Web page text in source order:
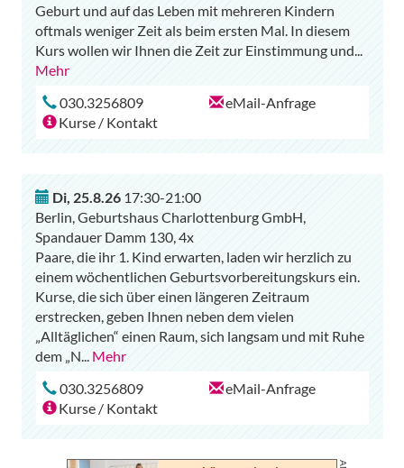
Geburt und auf das Leben mit mehreren Kindern
oftmals weniger Zeit als beim ersten Mal. In diesem
Kurs wollen wir Ihnen die Zeit zur Einstimmung und...
Mehr
030.3256809
eMail-Anfrage
Kurse / Kontakt
Di, 25.8.26 17:30-21:00
Berlin, Geburtshaus Charlottenburg GmbH,
Spandauer Damm 130, 4x
Paare, die ihr 1. Kind erwarten, laden wir herzlich zu
einem wöchentlichen Geburtsvorbereitungskurs ein.
Kurse, die sich über einen längeren Zeitraum
erstrecken, geben Ihnen neben dem vielen
„Alltäglichen“ einen Raum, sich langsam und mit Ruhe
dem „N... Mehr
030.3256809
eMail-Anfrage
Kurse / Kontakt